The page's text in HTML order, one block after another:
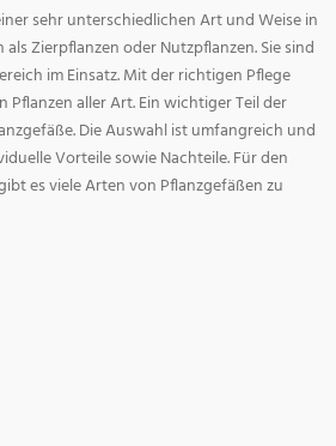
sehr unterschiedlichen Art und Weise in
als Zierpflanzen oder Nutzpflanzen. Sie sind
im Einsatz. Mit der richtigen Pflege
Pflanzen aller Art. Ein wichtiger Teil der
Die Auswahl ist umfangreich und
Vorteile sowie Nachteile. Für den
es viele Arten von Pflanzgefäßen zu